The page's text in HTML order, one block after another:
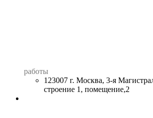
работы
123007 г. Москва, 3-я
строение 1, помещение,2